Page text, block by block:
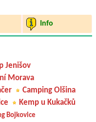
Info
Jenišov
Morava
Camping Olšina
Kemp u Kukačků
Bojkovice